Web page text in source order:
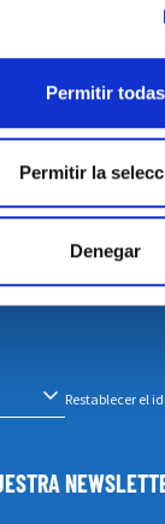
Permitir todas
Permitir la
Denegar
superiores a
de pago segura a
Restablecer el